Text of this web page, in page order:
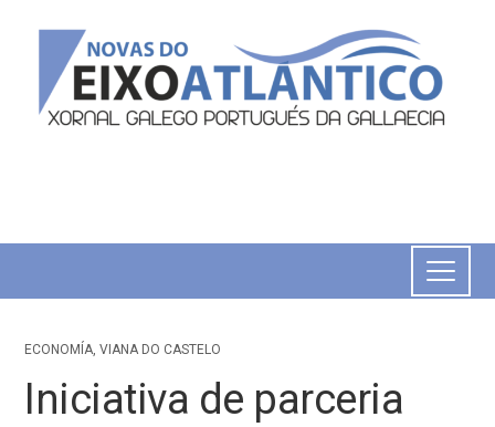
ECONOMÍA,VIANA DO CASTELO
Iniciativa de parceria